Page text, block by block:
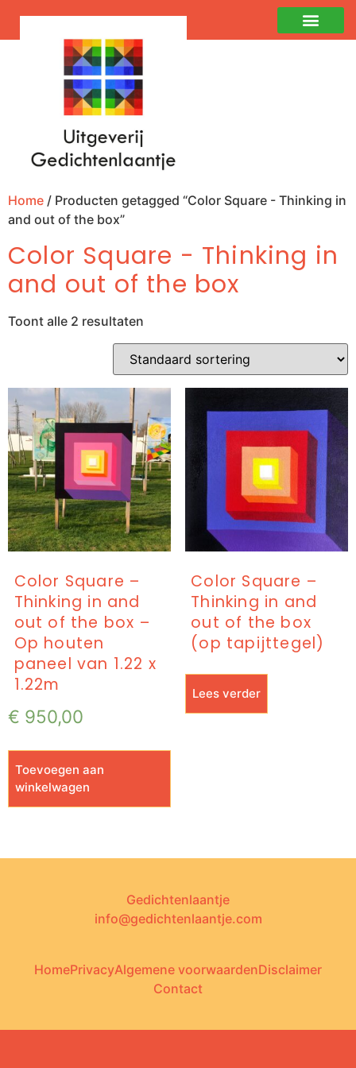
Home / Producten getagged “Color Square - Thinking in
and out of the box”
Color Square - Thinking in
and out of the box
Toont alle 2 resultaten
Color Square –
Thinking in and
out of the box –
Op houten
paneel van 1.22 x
1.22m
€ 950,00
Toevoegen aan
winkelwagen
Color Square –
Thinking in and
out of the box
(op tapijttegel)
Lees verder
Gedichtenlaantje
info@gedichtenlaantje.com
HomePrivacyAlgemene voorwaardenDisclaimer
Contact